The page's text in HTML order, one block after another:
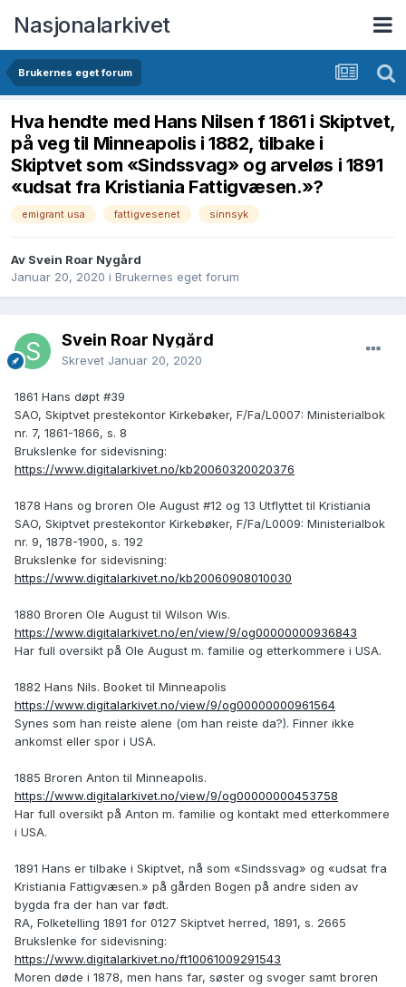
Nasjonalarkivet
Brukernes eget forum
Hva hendte med Hans Nilsen f 1861 i Skiptvet,
på veg til Minneapolis i 1882, tilbake i
Skiptvet som «Sindssvag» og arveløs i 1891
«udsat fra Kristiania Fattigvæsen.»?
emigrant usa fattigvesenet sinnsyk
Av Svein Roar Nygård
Januar 20, 2020 i Brukernes eget forum
Svein Roar Nygård
Skrevet Januar 20, 2020
1861 Hans døpt #39
SAO, Skiptvet prestekontor Kirkebøker, F/Fa/L0007: Ministerialbok
nr. 7, 1861-1866, s. 8
Brukslenke for sidevisning:
https://www.digitalarkivet.no/kb20060320020376
1878 Hans og broren Ole August #12 og 13 Utflyttet til Kristiania
SAO, Skiptvet prestekontor Kirkebøker, F/Fa/L0009: Ministerialbok
nr. 9, 1878-1900, s. 192
Brukslenke for sidevisning:
https://www.digitalarkivet.no/kb20060908010030
1880 Broren Ole August til Wilson Wis.
https://www.digitalarkivet.no/en/view/9/og00000000936843
Har full oversikt på Ole August m. familie og etterkommere i USA.
1882 Hans Nils. Booket til Minneapolis
https://www.digitalarkivet.no/view/9/og00000000961564
Synes som han reiste alene (om han reiste da?). Finner ikke
ankomst eller spor i USA.
1885 Broren Anton til Minneapolis.
https://www.digitalarkivet.no/view/9/og00000000453758
Har full oversikt på Anton m. familie og kontakt med etterkommere
i USA.
1891 Hans er tilbake i Skiptvet, nå som «Sindssvag» og «udsat fra
Kristiania Fattigvæsen.» på gården Bogen på andre siden av
bygda fra der han var født.
RA, Folketelling 1891 for 0127 Skiptvet herred, 1891, s. 2665
Brukslenke for sidevisning:
https://www.digitalarkivet.no/ft10061009291543
Moren døde i 1878, men hans far, søster og svoger samt broren